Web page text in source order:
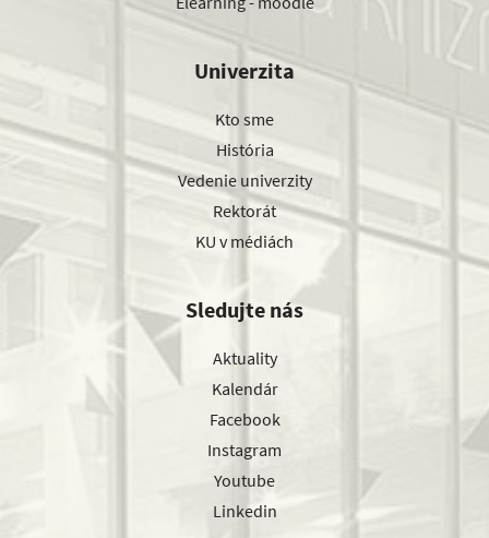
Univerzita
Kto sme
História
Vedenie univerzity
Rektorát
KU v médiách
Sledujte nás
Aktuality
Kalendár
Facebook
Instagram
Youtube
Linkedin